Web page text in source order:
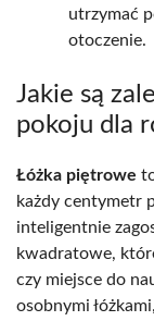
utrzymać
otoczenie.
Jakie są
pokoju dla
Łóżka piętrowe
każdy centymetr
inteligentnie
kwadratowe,
czy miejsce do
osobnymi